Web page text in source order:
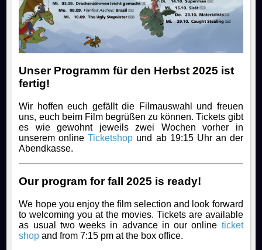
Unser Programm für den Herbst 2025 ist
fertig!
Wir hoffen euch gefällt die Filmauswahl und freuen
uns, euch beim Film begrüßen zu können. Tickets gibt
es wie gewohnt jeweils zwei Wochen vorher in
unserem onlineTicketshop und ab 19:15 Uhr an der
Abendkasse.
Our program for fall 2025 is ready!
We hope you enjoy the film selection and look forward
to welcoming you at the movies. Tickets are available
as usual two weeks in advance in our online ticket
shop and from 7:15 pm at the box office.